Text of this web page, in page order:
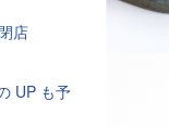
店
UP も予